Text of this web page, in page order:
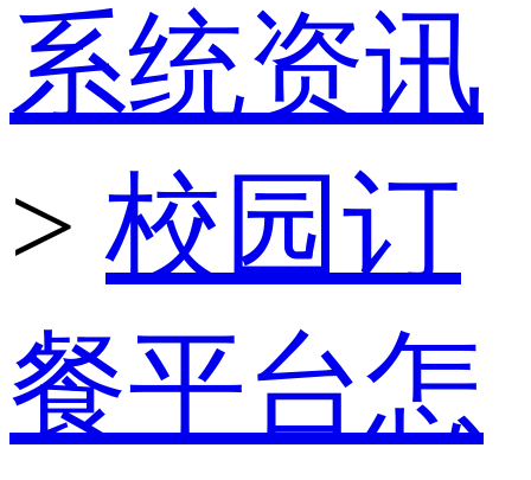
系统资讯
>校园订
餐平台怎